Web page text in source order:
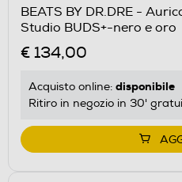
BEATS BY DR.DRE -
Studio BUDS+-nero e oro
€ 134,00
Acquisto online: disponibile
Ritiro in negozio in 30'